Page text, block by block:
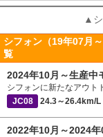
▲シ
シフォン（19年07月
覧
2024年10月～生産中
シフォンに新たなアウト
JC08
24.3～26.4km/L
2022年10月～2024